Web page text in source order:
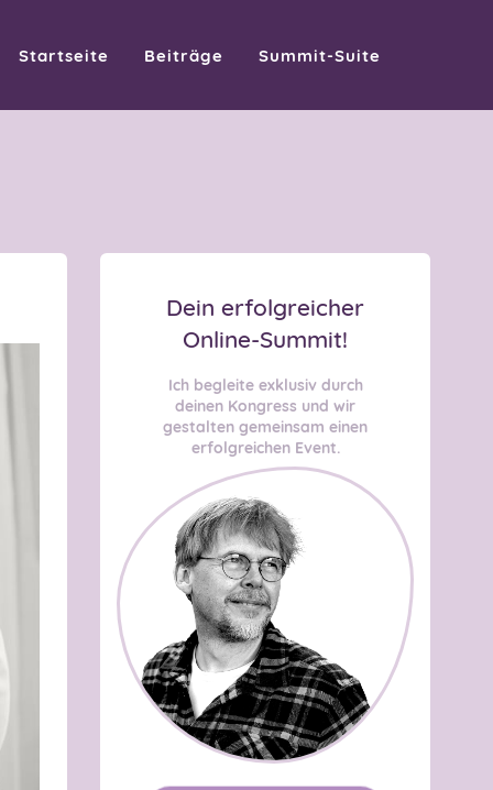
Startseite Beiträge Summit-Suite
Dein erfolgreicher
Online-Summit!
Ich begleite exklusiv durch
deinen Kongress und wir
gestalten gemeinsam einen
erfolgreichen Event.